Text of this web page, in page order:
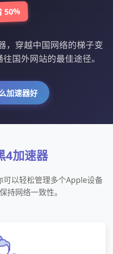
50%
，穿越中国网络的梯子变
国外网站的最佳途径。
加速器好
4加速器
以轻松管理多个Apple设备
持网络一致性。